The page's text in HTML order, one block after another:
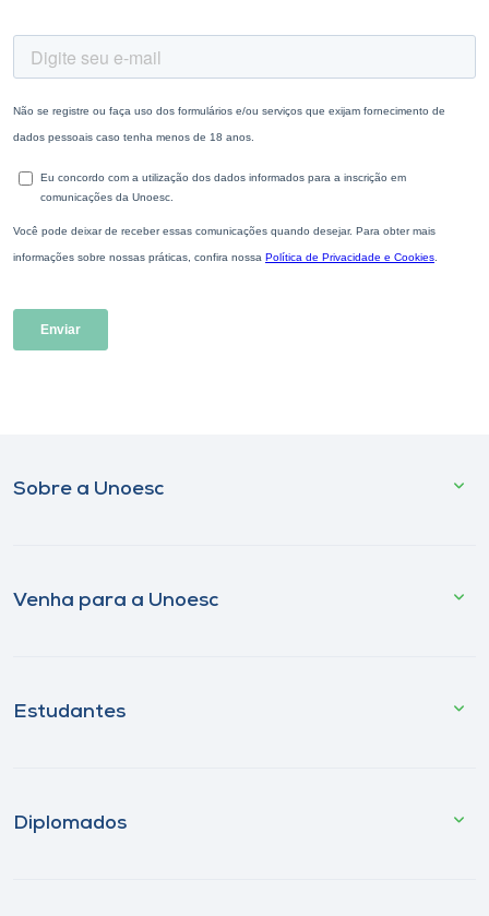
Sobre a Unoesc
Venha para a Unoesc
Estudantes
Diplomados